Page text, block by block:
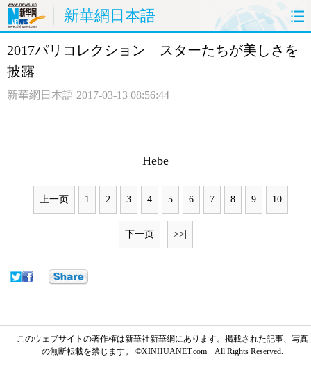
新華網日本語
ホームページ 政治 経済
2017パリコレクション スターたちが美しさを
披露
新華網日本語 2017-03-13 08:56:44
Hebe
上一页 1 2 3 4 5 6 7 8 9 10
下一页 >>|
このウェブサイトの著作権は新華社新華網にあります。掲載された記事、写真
の無断転載を禁じます。 ©XINHUANET.com All Rights Reserved.